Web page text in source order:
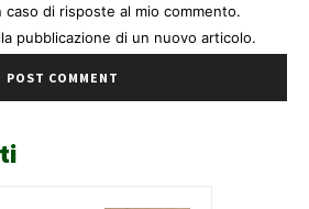
caso di risposte al mio commento.
pubblicazione di un nuovo articolo.